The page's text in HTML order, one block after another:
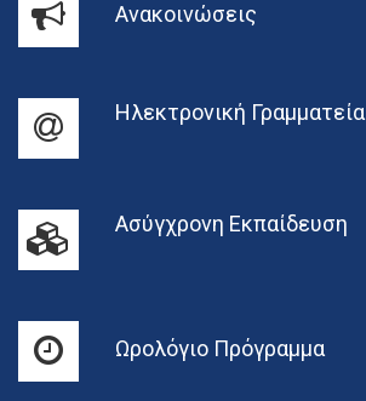
Ανακοινώσεις
Ηλεκτρονική Γραμματεία
Ασύγχρονη Εκπαίδευση
Ωρολόγιο Πρόγραμμα